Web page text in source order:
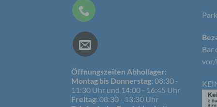
Öffnungszeiten Abhollager:
Montag bis Donnerstag: 08:30 -
11:30 Uhr und 14:00 - 16:45 Uhr
Freitag: 08:30 - 13:30 Uhr
Bar
vor/
b)